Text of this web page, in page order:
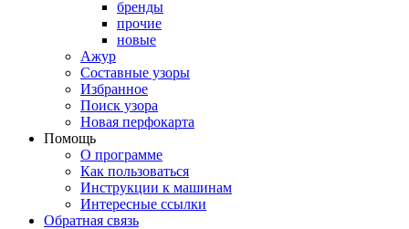
бренды
прочие
новые
Ажур
Составные узоры
Избранное
Поиск узора
Новая перфокарта
Помощь
О программе
Как пользоваться
Инструкции к машинам
Интересные ссылки
Обратная связь